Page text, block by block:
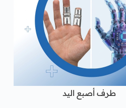
طرف أصبع اليد